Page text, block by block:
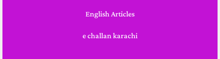
English Articles
e challan karachi